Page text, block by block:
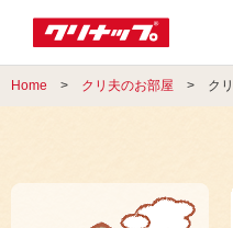
Home > クリ夫のお部屋 > クリ